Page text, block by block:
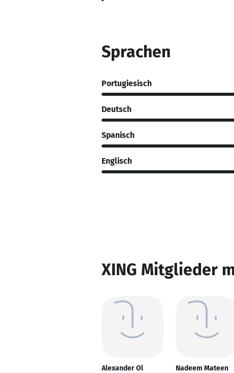
Sprachen
Portugiesisch
Deutsch
Spanisch
Englisch
XING Mitglieder
Alexander Ol Nadeem Mateen